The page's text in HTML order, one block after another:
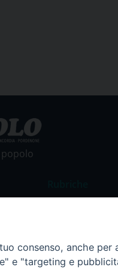
Costume e
consenso, anche per
e "targeting e